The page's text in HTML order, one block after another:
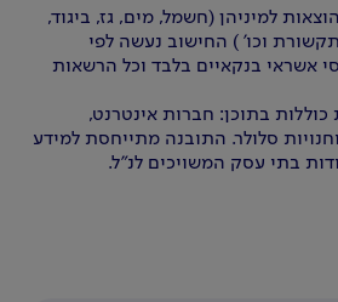
למיניהן (חשמל, מים, גז, ביגוד,
תקשורת וכו' ) החישוב נעשה לפי
אשראי בנקאיים בלבד וכל הרשאות
בתוכן: חברות אינטרנט,
וחנויות סלולר. התובנה מתייחסת למידע
בתי עסק המשויכים לנ"ל.